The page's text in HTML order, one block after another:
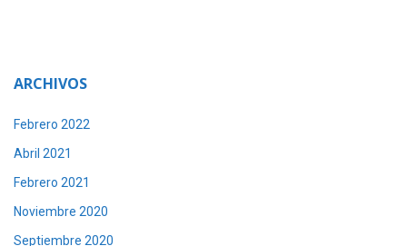
ARCHIVOS
Febrero 2022
Abril 2021
Febrero 2021
Noviembre 2020
Septiembre 2020